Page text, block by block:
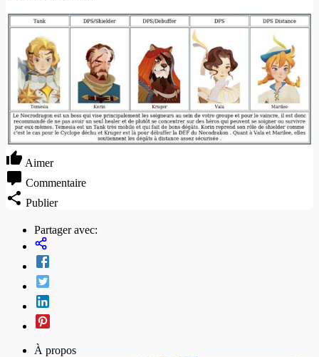
Aimer
Commentaire
Publier
Partager avec:
À propos